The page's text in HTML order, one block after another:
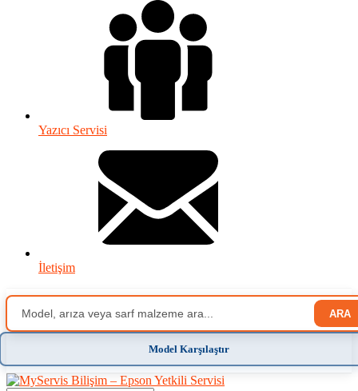
Yazıcı Servisi
İletişim
ARA
Model Karşılaştır